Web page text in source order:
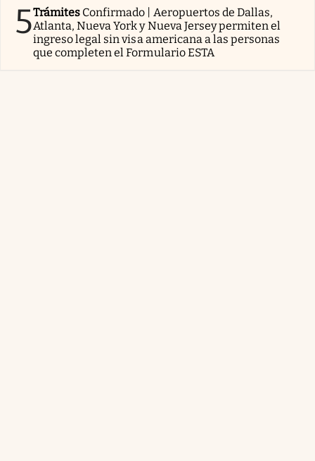
5Trámites Confirmado | Aeropuertos de Dallas,
Atlanta, Nueva York y Nueva Jersey permiten el
ingreso legal sin visa americana a las personas
que completen el Formulario ESTA